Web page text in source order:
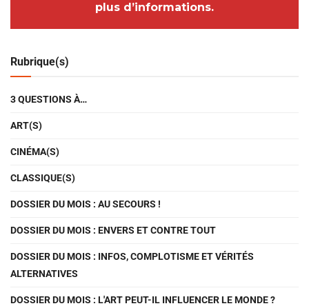
plus d’informations.
Rubrique(s)
3 QUESTIONS À…
ART(S)
CINÉMA(S)
CLASSIQUE(S)
DOSSIER DU MOIS : AU SECOURS !
DOSSIER DU MOIS : ENVERS ET CONTRE TOUT
DOSSIER DU MOIS : INFOS, COMPLOTISME ET VÉRITÉS
ALTERNATIVES
DOSSIER DU MOIS : L'ART PEUT-IL INFLUENCER LE MONDE ?